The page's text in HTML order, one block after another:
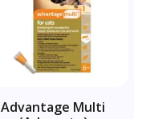
Advantage Multi